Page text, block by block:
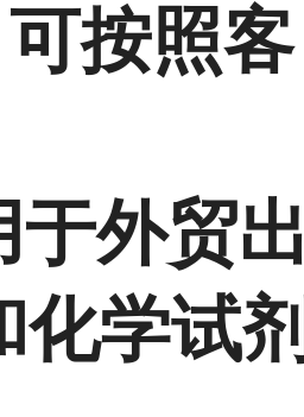
可按照客
外贸出
化学试剂